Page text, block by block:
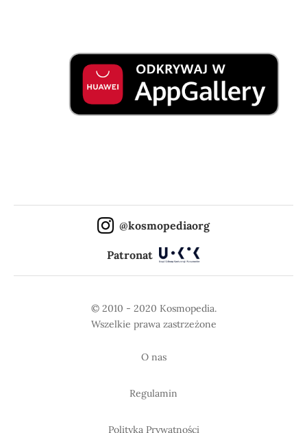
@kosmopediaorg
Patronat
© 2010 - 2020 Kosmopedia.
Wszelkie prawa zastrzeżone
O nas
Regulamin
Polityka Prywatności